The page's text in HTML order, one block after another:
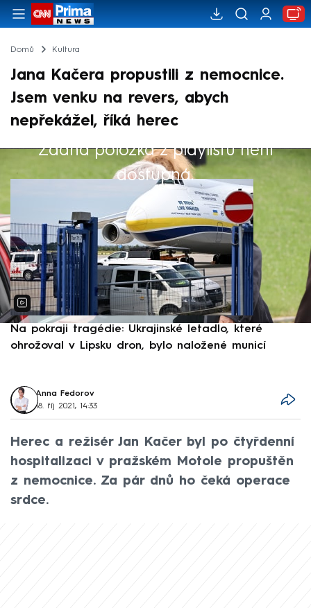
Domů Kultura
Jana Kačera propustili z nemocnice.
Jsem venku na revers, abych
nepřekážel, říká herec
Žádná položka z playlistu není
dostupná.
Výběr redakce
Na pokraji tragédie: Ukrajinské letadlo, které
ohrožoval v Lipsku dron, bylo naložené municí
Anna Fedorov
18. říj 2021, 14:33
Herec a režisér Jan Kačer byl po čtyřdenní
hospitalizaci v pražském Motole propuštěn
z nemocnice. Za pár dnů ho čeká operace
srdce.